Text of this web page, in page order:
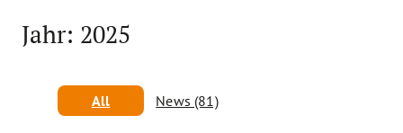
Jahr: 2025
All News (81)